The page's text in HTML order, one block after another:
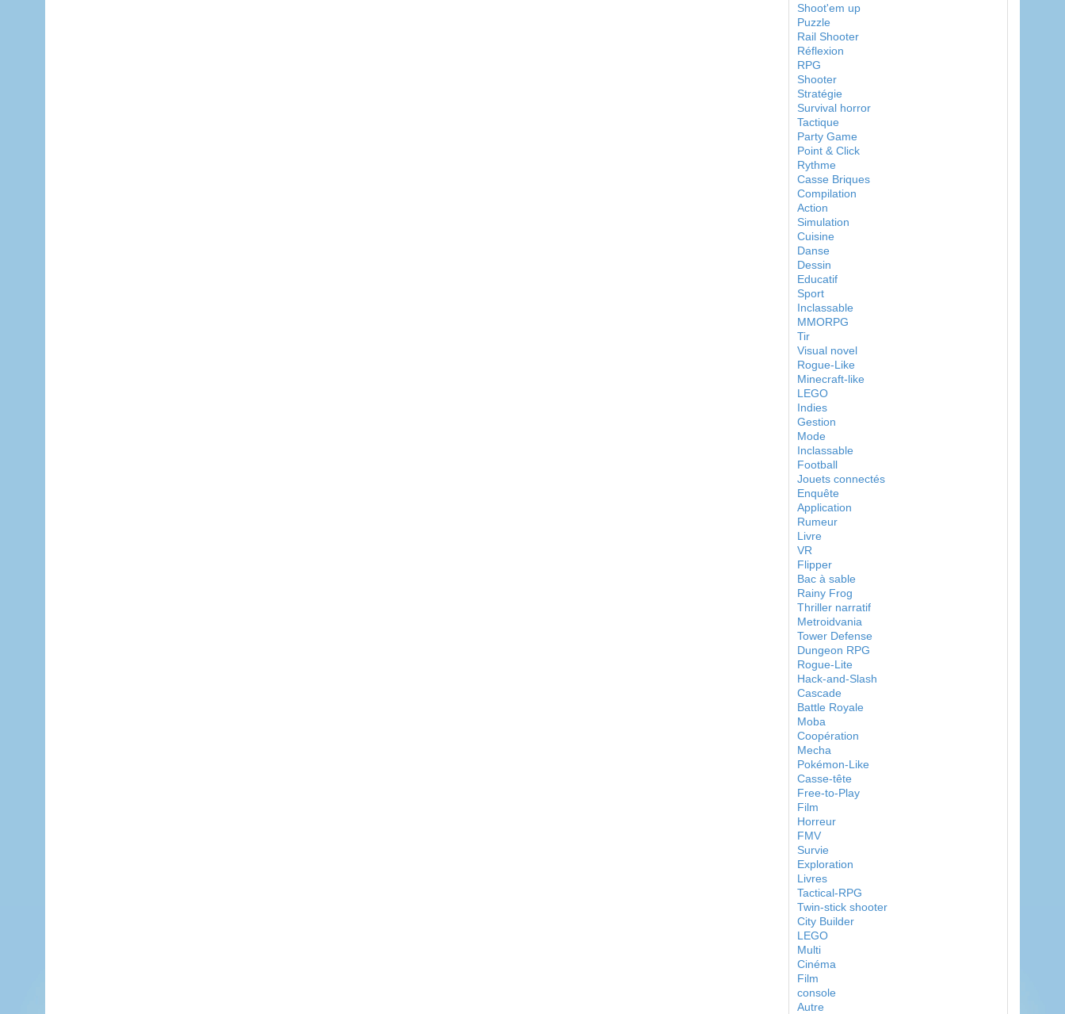
Shoot'em up
Puzzle
Rail Shooter
Réflexion
RPG
Shooter
Stratégie
Survival horror
Tactique
Party Game
Point & Click
Rythme
Casse Briques
Compilation
Action
Simulation
Cuisine
Danse
Dessin
Educatif
Sport
Inclassable
MMORPG
Tir
Visual novel
Rogue-Like
Minecraft-like
LEGO
Indies
Gestion
Mode
Inclassable
Football
Jouets connectés
Enquête
Application
Rumeur
Livre
VR
Flipper
Bac à sable
Rainy Frog
Thriller narratif
Metroidvania
Tower Defense
Dungeon RPG
Rogue-Lite
Hack-and-Slash
Cascade
Battle Royale
Moba
Coopération
Mecha
Pokémon-Like
Casse-tête
Free-to-Play
Film
Horreur
FMV
Survie
Exploration
Livres
Tactical-RPG
Twin-stick shooter
City Builder
LEGO
Multi
Cinéma
Film
console
Autre